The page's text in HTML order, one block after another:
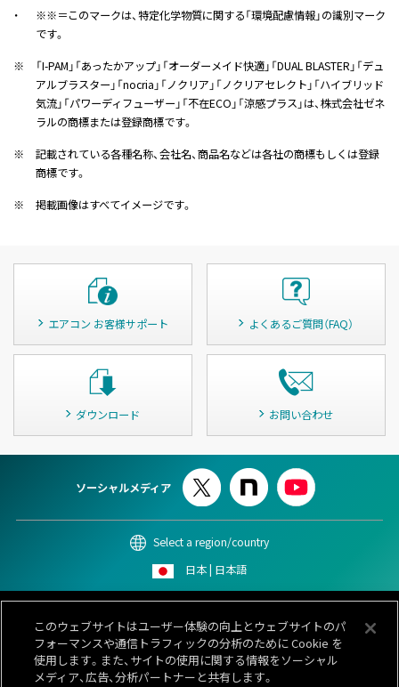
・
※※＝このマークは、特定化学物質に関する「環境配慮情報」の識別マーク
です。
※
「I-PAM」「あったかアップ」「オーダーメイド快適」「DUAL BLASTER」「デュ
アルブラスター」「nocria」「ノクリア」「ノクリアセレクト」「ハイブリッド
気流」「パワーディフューザー」「不在ECO」「涼感プラス」は、株式会社ゼネ
ラルの商標または登録商標です。
※
記載されている各種名称、会社名、商品名などは各社の商標もしくは登録
商標です。
※
掲載画像はすべてイメージです。
エアコン お客様サポート よくあるご質問（FAQ）
ダウンロード お問い合わせ
ソーシャルメディア
Select a region/country
日本 | 日本語
情報セキュリティポリシー
カスタマーハラスメント対応基本方針
サイトマップ
お問い合わせ
このウェブサイトはユーザー体験の向上とウェブサイトのパ
フォーマンスや通信トラフィックの分析のために Cookie を
使用します。また、サイトの使用に関する情報をソーシャル
メディア、広告、分析パートナーと共有します。